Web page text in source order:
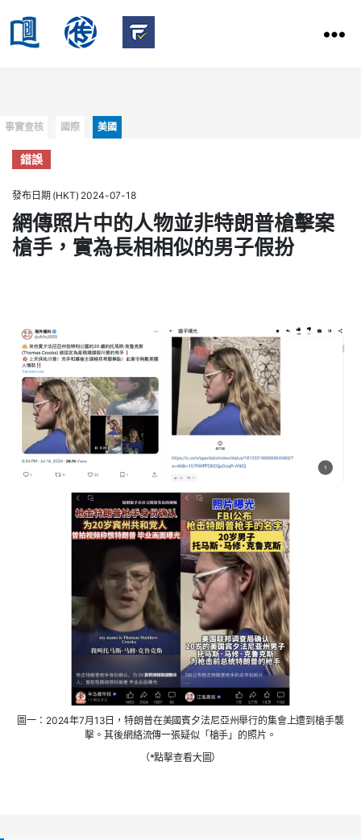
HKBU
of
Communication
Categories
事實查核 國際 美國
錯誤
發布日期 (HKT) 2024-07-18
網傳照片中的人物並非特朗普槍擊案
槍手，實為長相相似的男子假扮
圖一：2024年7月13日，特朗普在美國賓夕法尼亞州舉行的集會上遭到槍手襲
擊。其後網絡流傳一張疑似「槍手」的照片。
（*點擊查看大圖）